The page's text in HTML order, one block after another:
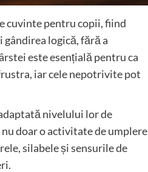
cuvinte pentru copii, fiind
logică, fără a
este esențială pentru ca
iar cele nepotrivite pot
nivelului lor de
doar o activitate de umplere
silabele și sensurile de